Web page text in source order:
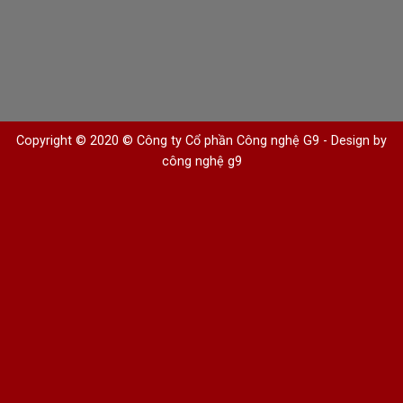
Copyright © 2020 © Công ty Cổ phần Công nghệ G9 - Design by
công nghệ g9